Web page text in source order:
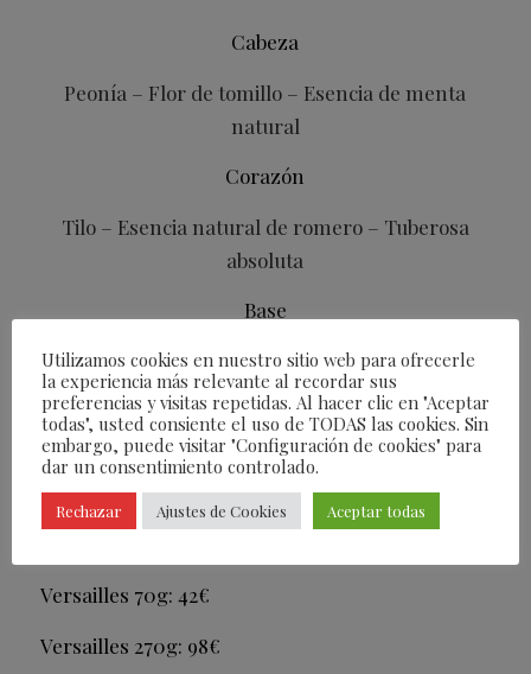
Cabeza
Peonía – Flor de tomillo – Esencia de menta
natural
Corazón
Tilo – Esencia natural de romero – Tuberosa
absoluta
Base
Madera de roble natural y reciclada –
Madreselva – Iris azul
Versailles 70g: 42€
Versailles 270g: 98€
Utilizamos cookies en nuestro sitio web para ofrecerle
la experiencia más relevante al recordar sus
preferencias y visitas repetidas. Al hacer clic en "Aceptar
todas", usted consiente el uso de TODAS las cookies. Sin
embargo, puede visitar "Configuración de cookies" para
dar un consentimiento controlado.
Rechazar Ajustes de Cookies Aceptar todas